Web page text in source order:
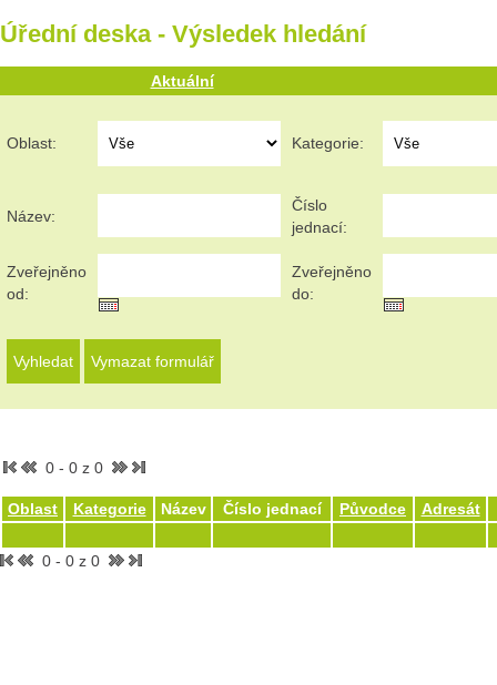
Úřední deska - Výsledek hledání
Aktuální
Oblast: Kategorie:
Název:
Číslo
jednací:
Zveřejněno
od:
Zveřejněno
do:
0 - 0 z 0
Oblast Kategorie Název Číslo jednací Původce Adresát
0 - 0 z 0